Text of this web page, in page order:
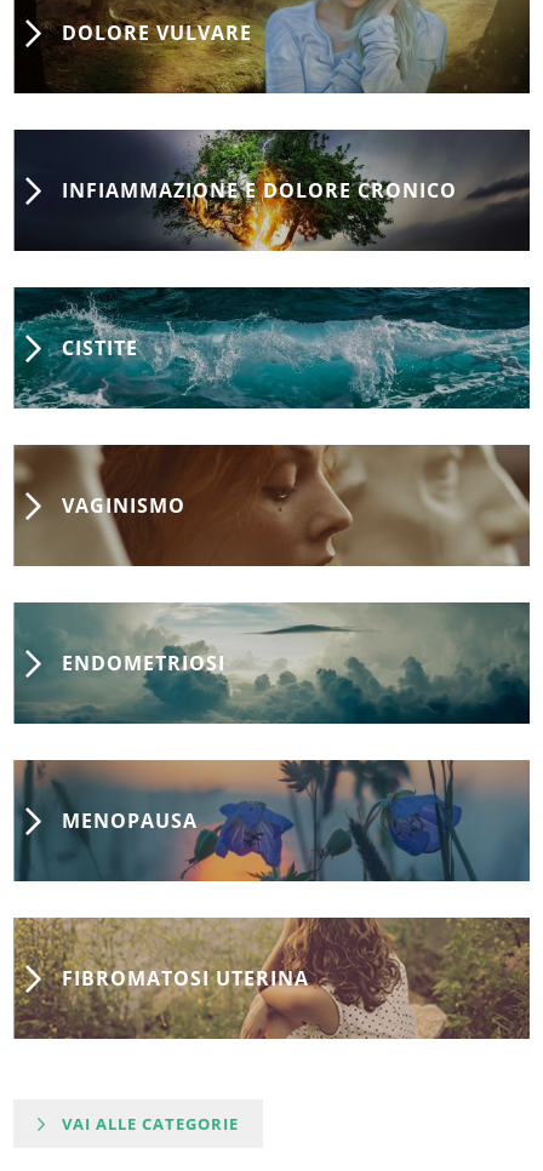
DOLORE VULVARE
INFIAMMAZIONE E DOLORE CRONICO
CISTITE
VAGINISMO
ENDOMETRIOSI
MENOPAUSA
FIBROMATOSI UTERINA
VAI ALLE CATEGORIE